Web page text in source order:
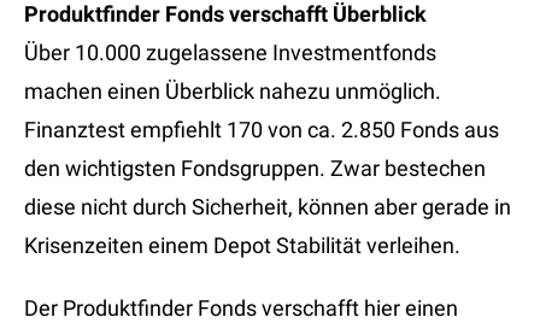
Produktfinder Fonds verschafft Überblick
Über 10.000 zugelassene Investmentfonds
machen einen Überblick nahezu unmöglich.
Finanztest empfiehlt 170 von ca. 2.850 Fonds aus
den wichtigsten Fondsgruppen. Zwar bestechen
diese nicht durch Sicherheit, können aber gerade in
Krisenzeiten einem Depot Stabilität verleihen.
Der Produktfinder Fonds verschafft hier einen